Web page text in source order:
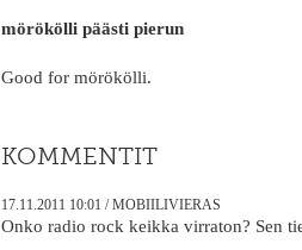
mörökölli päästi pierun
Good for mörökölli.
KOMMENTIT
17.11.2011 10:01 /MOBIILIVIERAS
Onko radio rock keikka virraton? Sen